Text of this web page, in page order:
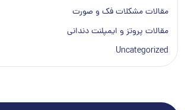
مقالات مشکلات فک و صورت
مقالات پروتز و ایمپلنت دندانی
Uncategorized